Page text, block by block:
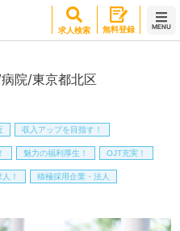
求人検索 無料登録 MENU
院/東京都北区
収入アップを目指す！
魅力の福利厚生！ OJT充実！
！ 積極採用企業・法人